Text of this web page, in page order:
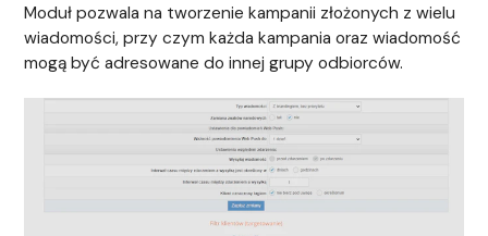
Moduł pozwala na tworzenie kampanii złożonych z wielu
wiadomości, przy czym każda kampania oraz wiadomość
mogą być adresowane do innej grupy odbiorców.